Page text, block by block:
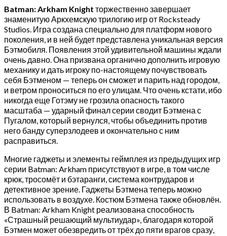
Batman: Arkham Knight торжественно завершает
знаменитую Аркхемскую трилогию игр от Rocksteady
Studios. Игра создана специально для платформ нового
поколения, и в ней будет представлена уникальная версия
Бэтмобиля. Появления этой удивительной машины ждали
очень давно. Она призвана органично дополнить игровую
механику и дать игроку по-настоящему почувствовать
себя Бэтменом — теперь он сможет и парить над городом,
и ветром проноситься по его улицам. Что очень кстати, ибо
никогда еще Готэму не грозила опасность такого
масштаба — ударный финал серии сводит Бэтмена с
Пугалом, который вернулся, чтобы объединить против
него банду суперзлодеев и окончательно с ним
расправиться.
Многие гаджеты и элементы геймплея из предыдущих игр
серии Batman: Arkham присутствуют в игре, в том числе
крюк, тросомёт и бэтаранги, система контрударов и
детективное зрение. Гаджеты Бэтмена теперь можно
использовать в воздухе. Костюм Бэтмена также обновлён.
В Batman: Arkham Knight реализована способность
«Страшный решающий мультиудар», благодаря которой
Бэтмен может обезвредить от трёх до пяти врагов сразу,